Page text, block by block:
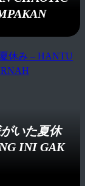
いた夏休
INI GAK